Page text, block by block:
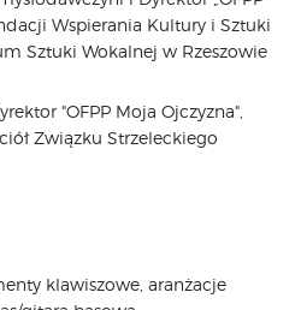
Wspierania Kultury i Sztuki
Sztuki Wokalnej w Rzeszowie
"OFPP Moja Ojczyzna",
Związku Strzeleckiego
klawiszowe, aranżacje